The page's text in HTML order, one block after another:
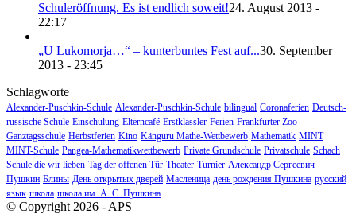
Schuleröffnung. Es ist endlich soweit!24. August 2013 -
22:17
„U Lukomorja…“ – kunterbuntes Fest auf...30. September
2013 - 23:45
Schlagworte
Alexander-Puschkin-Schule Alexander-Puschkin-Schule bilingual Coronaferien Deutsch-
russische Schule Einschulung Elterncafé Erstklässler Ferien Frankfurter Zoo
Ganztagsschule Herbstferien Kino Känguru Mathe-Wettbewerb Mathematik MINT
MINT-Schule Pangea-Mathematikwettbewerb Private Grundschule Privatschule Schach
Schule die wir lieben Tag der offenen Tür Theater Turnier Александр Сергеевич
Пушкин Блины День открытых дверей Масленица день рождения Пушкина русский
язык школа школа им. А. С. Пушкина
© Copyright 2026 - APS